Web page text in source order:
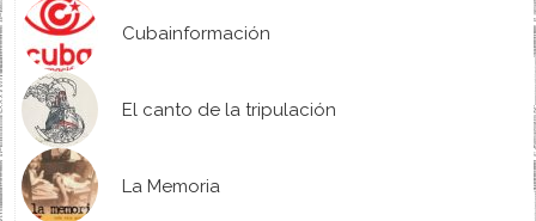
Cubainformación
El canto de la tripulación
La Memoria